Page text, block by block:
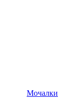
Мочалки